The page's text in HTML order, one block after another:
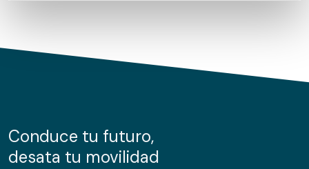
de cookies.
información sobre el uso que haga del sitio web con
nuestros partners de redes sociales, publicidad y análisis
Conduce tu futuro,
desata tu movilidad